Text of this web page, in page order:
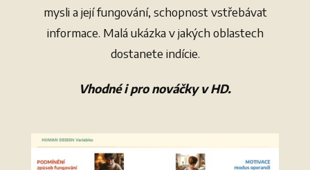
mysli a její fungování, schopnost vstřebávat
informace. Malá ukázka v jakých oblastech
dostanete indície.
Vhodné i pro nováčky v HD.